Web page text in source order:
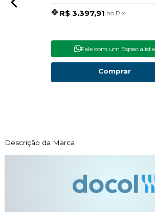
R$ 3.397,91 no Pix
Fale com um Especialista
Comprar
Descrição da Marca